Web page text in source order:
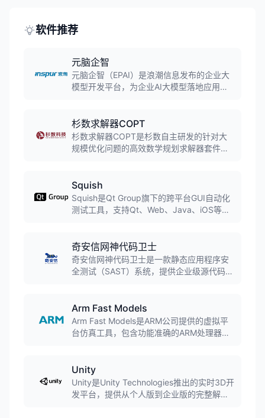
软件推荐
元脑企智
元脑企智（EPAI）是浪潮信息发布的企业大
模型开发平台，为企业AI大模型落地应用提
架等全流程工具，已接入DeepSeek等主流
大模型。
杉数求解器COPT
杉数求解器COPT是杉数自主研发的针对大
规模优化问题的高效数学规划求解器套件，
问题求解能力的综合性能数学规划求解器，
多项指标达到世界先进水平。
Squish
Squish是Qt Group旗下的跨平台GUI自动化
测试工具，支持Qt、Web、Java、iOS等多
等多种脚本语言，适用于敏捷开发和持续集
成环境。
奇安信网神代码卫士
奇安信网神代码卫士是一款静态应用程序安
全测试（SAST）系统，提供企业级源代码缺
过程中发现和修复安全漏洞，是国内首个专
注于软件开发安全的产品线。
Arm Fast Models
Arm Fast Models是ARM公司提供的虚拟平
台仿真工具，包含功能准确的ARM处理器指
发和应用程序调试，是嵌入式系统早期开发
的关键工具。
Unity
Unity是Unity Technologies推出的实时3D开
发平台，提供从个人版到企业版的完整解决